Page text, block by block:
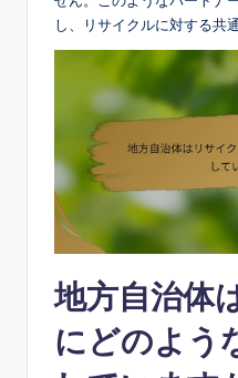
し、リサイクルに対する共
地方自治体
にどのよう